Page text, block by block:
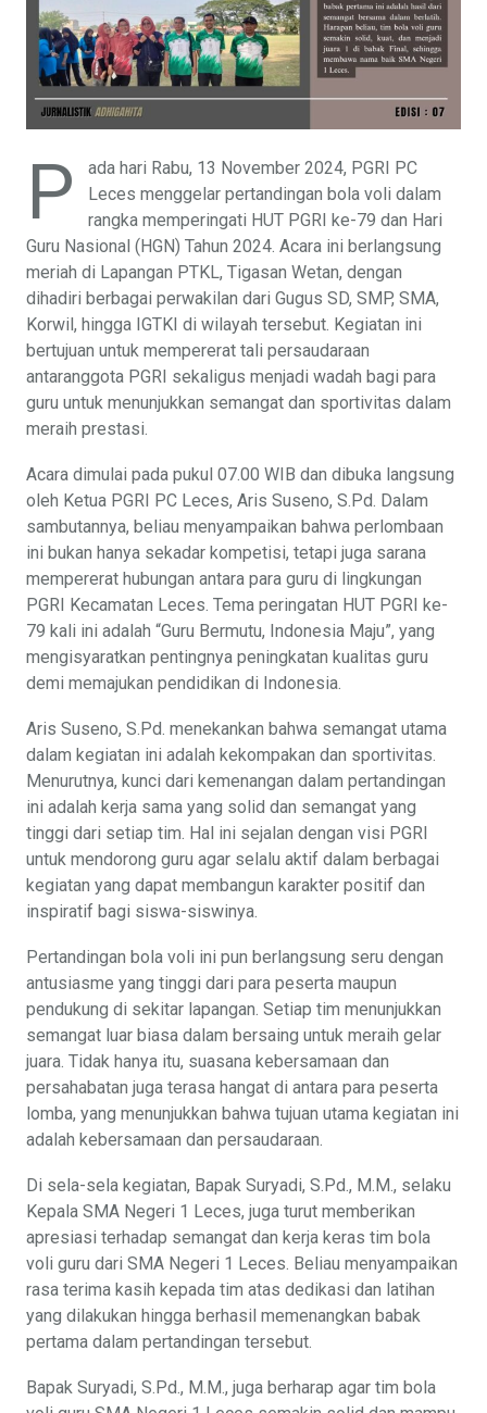
P
ada hari Rabu, 13 November 2024, PGRI PC
Leces menggelar pertandingan bola voli dalam
rangka memperingati HUT PGRI ke-79 dan Hari
Guru Nasional (HGN) Tahun 2024. Acara ini berlangsung
meriah di Lapangan PTKL, Tigasan Wetan, dengan
dihadiri berbagai perwakilan dari Gugus SD, SMP, SMA,
Korwil, hingga IGTKI di wilayah tersebut. Kegiatan ini
bertujuan untuk mempererat tali persaudaraan
antaranggota PGRI sekaligus menjadi wadah bagi para
guru untuk menunjukkan semangat dan sportivitas dalam
meraih prestasi.
Acara dimulai pada pukul 07.00 WIB dan dibuka langsung
oleh Ketua PGRI PC Leces, Aris Suseno, S.Pd. Dalam
sambutannya, beliau menyampaikan bahwa perlombaan
ini bukan hanya sekadar kompetisi, tetapi juga sarana
mempererat hubungan antara para guru di lingkungan
PGRI Kecamatan Leces. Tema peringatan HUT PGRI ke-
79 kali ini adalah “Guru Bermutu, Indonesia Maju”, yang
mengisyaratkan pentingnya peningkatan kualitas guru
demi memajukan pendidikan di Indonesia.
Aris Suseno, S.Pd. menekankan bahwa semangat utama
dalam kegiatan ini adalah kekompakan dan sportivitas.
Menurutnya, kunci dari kemenangan dalam pertandingan
ini adalah kerja sama yang solid dan semangat yang
tinggi dari setiap tim. Hal ini sejalan dengan visi PGRI
untuk mendorong guru agar selalu aktif dalam berbagai
kegiatan yang dapat membangun karakter positif dan
inspiratif bagi siswa-siswinya.
Pertandingan bola voli ini pun berlangsung seru dengan
antusiasme yang tinggi dari para peserta maupun
pendukung di sekitar lapangan. Setiap tim menunjukkan
semangat luar biasa dalam bersaing untuk meraih gelar
juara. Tidak hanya itu, suasana kebersamaan dan
persahabatan juga terasa hangat di antara para peserta
lomba, yang menunjukkan bahwa tujuan utama kegiatan ini
adalah kebersamaan dan persaudaraan.
Di sela-sela kegiatan, Bapak Suryadi, S.Pd., M.M., selaku
Kepala SMA Negeri 1 Leces, juga turut memberikan
apresiasi terhadap semangat dan kerja keras tim bola
voli guru dari SMA Negeri 1 Leces. Beliau menyampaikan
rasa terima kasih kepada tim atas dedikasi dan latihan
yang dilakukan hingga berhasil memenangkan babak
pertama dalam pertandingan tersebut.
Bapak Suryadi, S.Pd., M.M., juga berharap agar tim bola